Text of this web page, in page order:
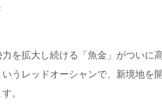
を拡大し続ける「魚金」がついに
うレッドオーシャンで、新境地を
。